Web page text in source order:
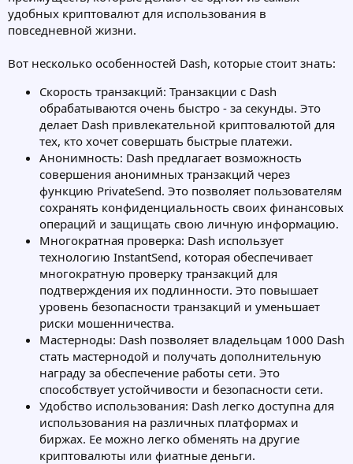
удобных криптовалют для использования в
повседневной жизни.
Вот несколько особенностей Dash, которые стоит знать:
Скорость транзакций: Транзакции с Dash
обрабатываются очень быстро - за секунды. Это
делает Dash привлекательной криптовалютой для
тех, кто хочет совершать быстрые платежи.
Анонимность: Dash предлагает возможность
совершения анонимных транзакций через
функцию PrivateSend. Это позволяет пользователям
сохранять конфиденциальность своих финансовых
операций и защищать свою личную информацию.
Многократная проверка: Dash использует
технологию InstantSend, которая обеспечивает
многократную проверку транзакций для
подтверждения их подлинности. Это повышает
уровень безопасности транзакций и уменьшает
риски мошенничества.
Мастерноды: Dash позволяет владельцам 1000 Dash
стать мастернодой и получать дополнительную
награду за обеспечение работы сети. Это
способствует устойчивости и безопасности сети.
Удобство использования: Dash легко доступна для
использования на различных платформах и
биржах. Ее можно легко обменять на другие
криптовалюты или фиатные деньги.